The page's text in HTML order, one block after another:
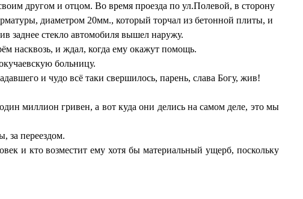
другом и отцом. Во время проезда по ул.Полевой, в сторону
диаметром 20мм., который торчал из бетонной плиты, и
заднее стекло автомобиля вышел наружу.
насквозь, и ждал, когда ему окажут помощь.
больницу.
и чудо всё таки свершилось, парень, слава Богу, жив!
миллион гривен, а вот куда они делись на самом деле, это мы
за переездом.
и кто возместит ему хотя бы материальный ущерб, поскольку